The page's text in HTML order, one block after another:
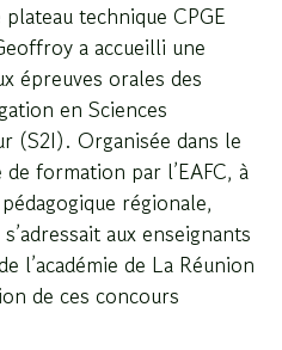
plateau technique CPGE
a accueilli une
épreuves orales des
en Sciences
(S2I). Organisée dans le
formation par l’EAFC, à
régionale,
aux enseignants
l’académie de La Réunion
de ces concours